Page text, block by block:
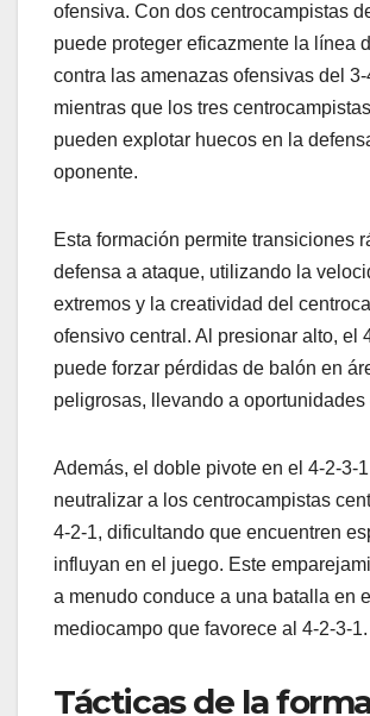
ofensiva. Con dos centrocampistas
puede proteger eficazmente la línea
contra las amenazas ofensivas del 3-
mientras que los tres
pueden explotar huecos en la
oponente.
Esta formación permite transiciones
defensa a ataque, utilizando la
extremos y la creatividad del
ofensivo central. Al presionar alto, el
puede forzar pérdidas de balón en
peligrosas, llevando a oportunidades
Además, el doble pivote en el 4-2-3-
neutralizar a los centrocampistas
4-2-1, dificultando que encuentren
influyan en el juego. Este
a menudo conduce a una batalla en el
mediocampo que favorece al 4-2-3-1.
Tácticas de la